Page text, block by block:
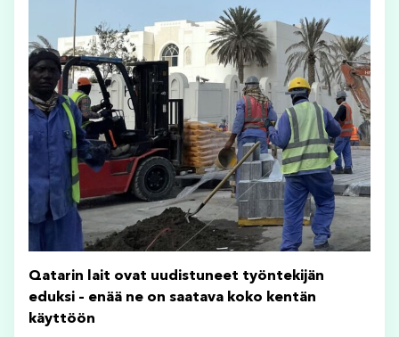
Qatarin lait ovat uudistuneet työntekijän
eduksi – enää ne on saatava koko kentän
käyttöön